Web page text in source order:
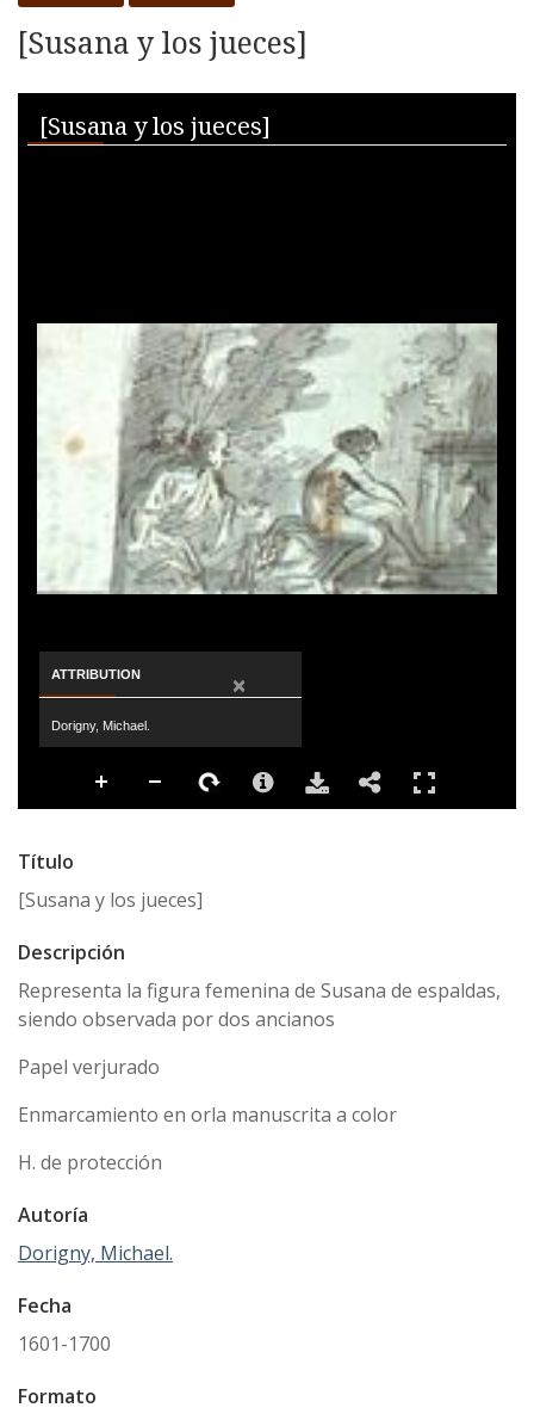
[Susana y los jueces]
Media Viewer
[Susana y los jueces]
ATTRIBUTION ×
Dorigny, Michael.
Título
[Susana y los jueces]
Descripción
Representa la figura femenina de Susana de espaldas,
siendo observada por dos ancianos
Papel verjurado
Enmarcamiento en orla manuscrita a color
H. de protección
Autoría
Dorigny, Michael.
Fecha
1601-1700
Formato